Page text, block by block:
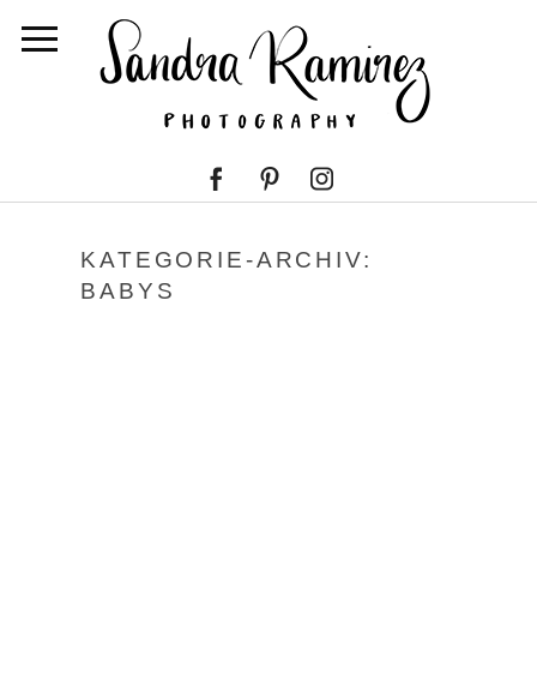
KATEGORIE-ARCHIV:
BABYS